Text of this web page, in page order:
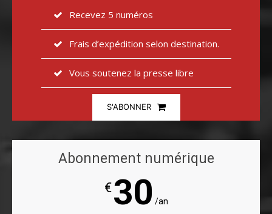
Recevez 5 numéros
Frais d’expédition selon destination.
Vous soutenez la presse libre
S'ABONNER
Abonnement numérique
€30 /an